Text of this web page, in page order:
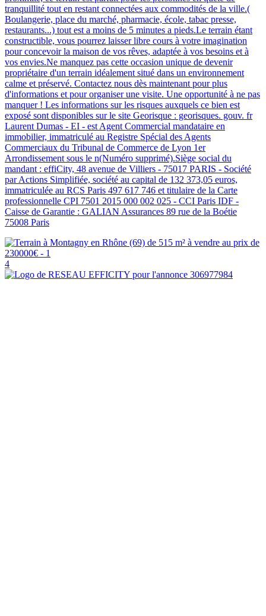
tranquillité tout en restant connectées aux commodités de la ville.(
Boulangerie, place du marché, pharmacie, école, tabac presse,
restaurants...) tout est a moins de 5 minutes a pieds.Le terrain étant
constructible, vous pourrez laisser libre cours à votre imagination
pour concevoir la maison de vos rêves, adaptée à vos besoins et à
vos envies.Ne manquez pas cette occasion unique de devenir
propriétaire d'un terrain idéalement situé dans un environnement
calme et préservé. Contactez nous dès maintenant pour plus
d'informations et pour organiser une visite. Une opportunité à ne pas
manquer ! Les informations sur les risques auxquels ce bien est
exposé sont disponibles sur le site Georisque : georisques. gouv. fr
Laurent Dumas - EI - est Agent Commercial mandataire en
immobilier, immatriculé au Registre Spécial des Agents
Commerciaux du Tribunal de Commerce de Lyon 1er
Arrondissement sous le n(Numéro supprimé).Siège social du
mandant : effiCity, 48 avenue de Villiers - 75017 PARIS - Société
par Actions Simplifiée, société au capital de 132 373,05 euros,
immatriculée au RCS Paris 497 617 746 et titulaire de la Carte
professionnelle CPI 7501 2015 000 002 025 - CCI Paris IDF -
Caisse de Garantie : GALIAN Assurances 89 rue de la Boétie
75008 Paris
4